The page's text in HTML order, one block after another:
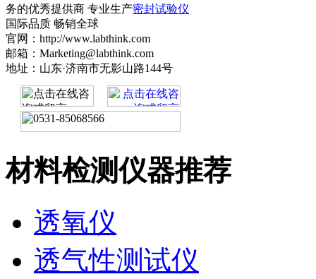
务的优秀提供商 专业生产密封试验仪
国际品质 畅销全球
官网：http://www.labthink.com
邮箱：Marketing@labthink.com
地址：山东·济南市无影山路144号
材料检测仪器推荐
透氧仪
透气性测试仪